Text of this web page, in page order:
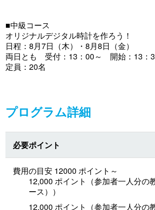
■中級コース
オリジナルデジタル時計を作ろう！
日程：8月7日（木）・8月8日（金）
両日とも 受付：13：00～ 開始：13：
定員：20名
プログラム詳細
必要ポイント
費用の目安 12000 ポイント～
12,000 ポイント（参加者一人分の
ース））
12,000 ポイント（参加者一人分の